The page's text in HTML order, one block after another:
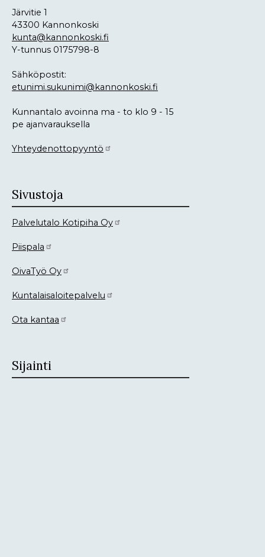
Järvitie 1
43300 Kannonkoski
kunta@kannonkoski.fi
Y-tunnus 0175798-8
Sähköpostit:
etunimi.sukunimi@kannonkoski.fi
Kunnantalo avoinna ma - to klo 9 - 15
pe ajanvarauksella
Yhteydenottopyyntö
Sivustoja
Palvelutalo Kotipiha Oy
Piispala
OivaTyö Oy
Kuntalaisaloitepalvelu
Ota kantaa
Sijainti